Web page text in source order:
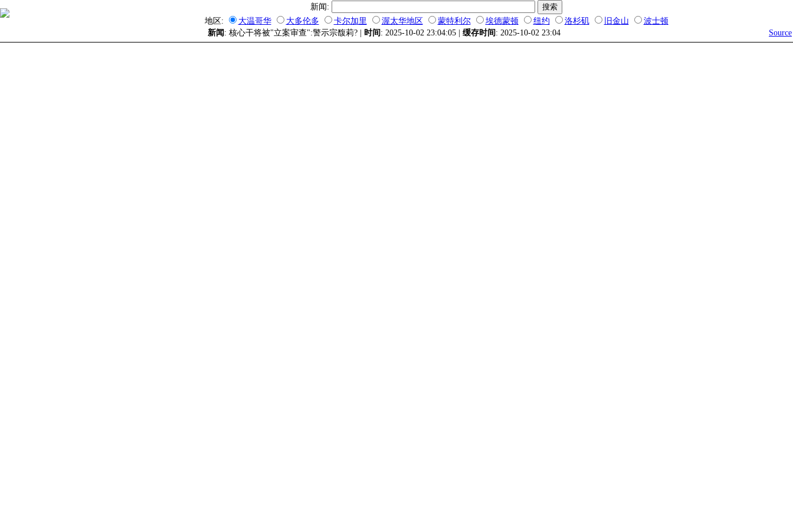
新闻:
地区:
大温哥华 大多伦多 卡尔加里 渥太华地区 蒙特利尔 埃德蒙顿 纽约 洛杉矶 旧金山
波士顿
新闻 : 核心干将被"立案审查":警示宗馥莉? | 时间 : 2025-10-02 23:04:05 | 缓存时间 : 2025-10-02 23:04 Source